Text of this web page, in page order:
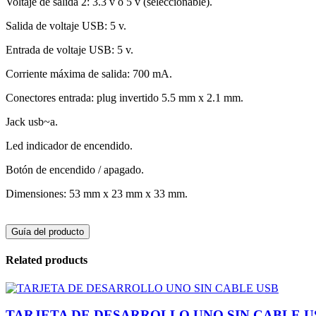
Salida de voltaje USB: 5 v.
Entrada de voltaje USB: 5 v.
Corriente máxima de salida: 700 mA.
Conectores entrada: plug invertido 5.5 mm x 2.1 mm.
Jack usb~a.
Led indicador de encendido.
Botón de encendido / apagado.
Dimensiones: 53 mm x 23 mm x 33 mm.
Guía del producto
Related products